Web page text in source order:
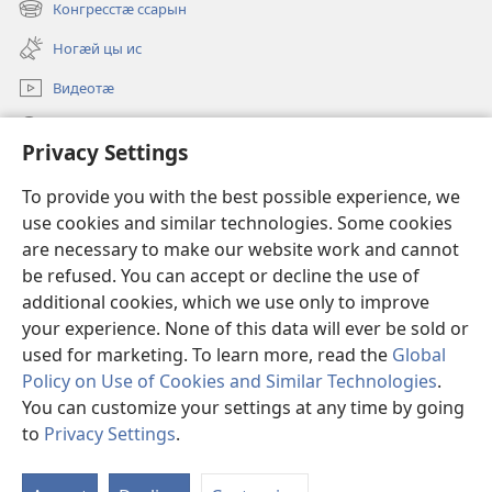
Privacy Settings
To provide you with the best possible experience, we
use cookies and similar technologies. Some cookies
are necessary to make our website work and cannot
be refused. You can accept or decline the use of
additional cookies, which we use only to improve
your experience. None of this data will ever be sold or
used for marketing. To learn more, read the Global
Policy on Use of Cookies and Similar Technologies.
You can customize your settings at any time by going
to Privacy Settings.
window)
Конгресстӕ ссарын
(opens
new
window)
Ногӕй цы ис
Видеотӕ
(opens
window)Хъахъхъӕнӕн мӕсыджы ОНЛАЙН-БИБЛИОТЕКӔ™
(opens
new
window)JW Hub ®
(opens
new
window)
Copyright© 2026 Watch Tower Bible and Tract Society of Pennsylvania.
УСЛОВИЯ ИСПОЛЬЗОВАНИЯ
КОНФИДЕНЦИАЛЬНОСТИ